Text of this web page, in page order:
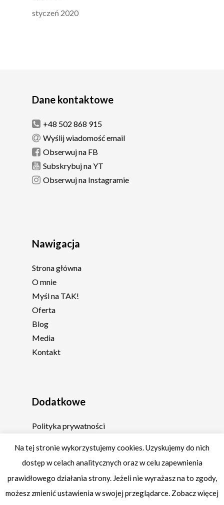
styczeń 2020
Dane kontaktowe
+48 502 868 915
Wyślij wiadomość email
Obserwuj na FB
Subskrybuj na YT
Obserwuj na Instagramie
Nawigacja
Strona główna
O mnie
Myśl na TAK!
Oferta
Blog
Media
Kontakt
Dodatkowe
Polityka prywatności
Na tej stronie wykorzystujemy cookies. Uzyskujemy do nich
dostęp w celach analitycznych oraz w celu zapewnienia
prawidłowego działania strony. Jeżeli nie wyrażasz na to zgody,
możesz zmienić ustawienia w swojej przeglądarce. Zobacz więcej